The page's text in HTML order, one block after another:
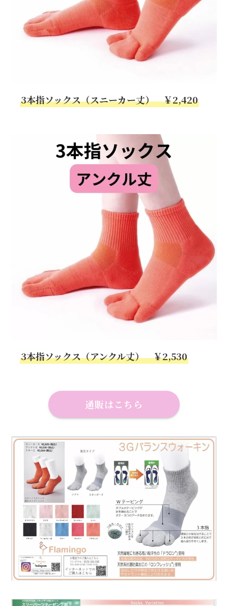
3本指ソックス（スニーカー丈） ￥2,420
3本指ソックス（アンクル丈） ￥2,530
通販はこちら